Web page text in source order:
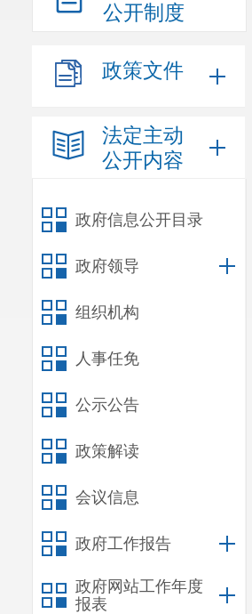
公开制度
政策文件
法定主动
公开内容
政府信息公开目录
政府领导
组织机构
人事任免
公示公告
政策解读
会议信息
政府工作报告
政府网站工作年度
报表